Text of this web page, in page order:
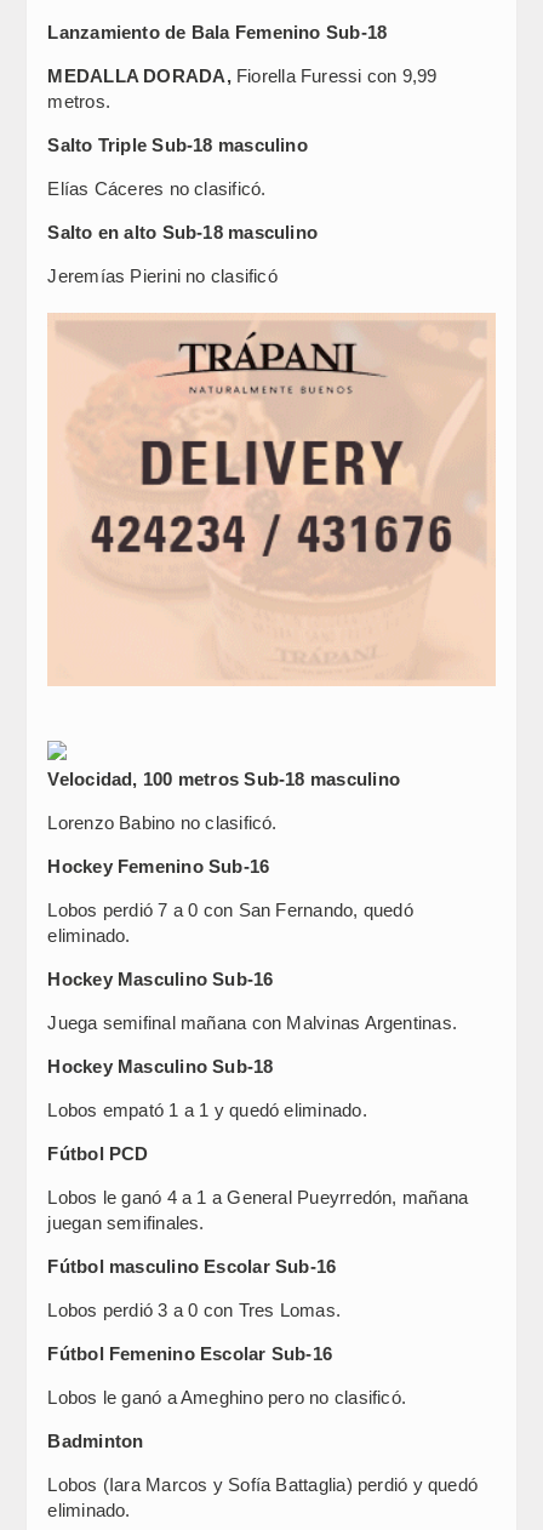
Lanzamiento de Bala Femenino Sub-18
MEDALLA DORADA, Fiorella Furessi con 9,99
metros.
Salto Triple Sub-18 masculino
Elías Cáceres no clasificó.
Salto en alto Sub-18 masculino
Jeremías Pierini no clasificó
Velocidad, 100 metros Sub-18 masculino
Lorenzo Babino no clasificó.
Hockey Femenino Sub-16
Lobos perdió 7 a 0 con San Fernando, quedó
eliminado.
Hockey Masculino Sub-16
Juega semifinal mañana con Malvinas Argentinas.
Hockey Masculino Sub-18
Lobos empató 1 a 1 y quedó eliminado.
Fútbol PCD
Lobos le ganó 4 a 1 a General Pueyrredón, mañana
juegan semifinales.
Fútbol masculino Escolar Sub-16
Lobos perdió 3 a 0 con Tres Lomas.
Fútbol Femenino Escolar Sub-16
Lobos le ganó a Ameghino pero no clasificó.
Badminton
Lobos (Iara Marcos y Sofía Battaglia) perdió y quedó
eliminado.